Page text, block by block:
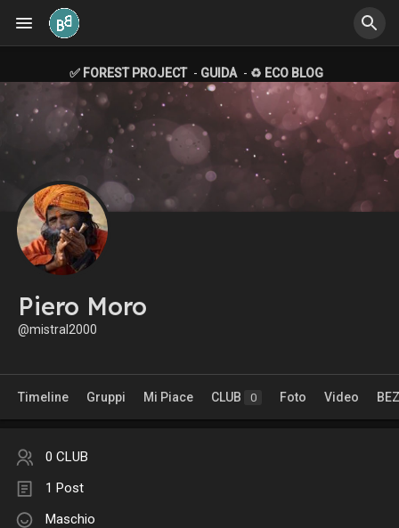
✅ FOREST PROJECT - GUIDA - ♻️ ECO BLOG
Piero Moro
@mistral2000
Timeline Gruppi Mi Piace CLUB 0 Foto Video BEZ
0 CLUB
1 Post
Maschio